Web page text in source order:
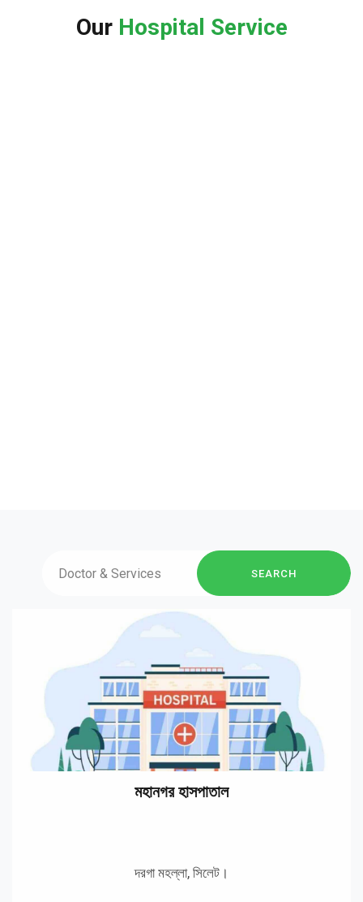
Our Hospital Service
মহানগর হাসপাতাল
দরগা মহল্লা, সিলেট।